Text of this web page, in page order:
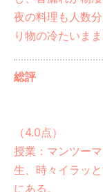
夜の料理も人数
り物の冷たいま
総評
（4.0点）
授業：マンツー
生、時々イラッ
にある。